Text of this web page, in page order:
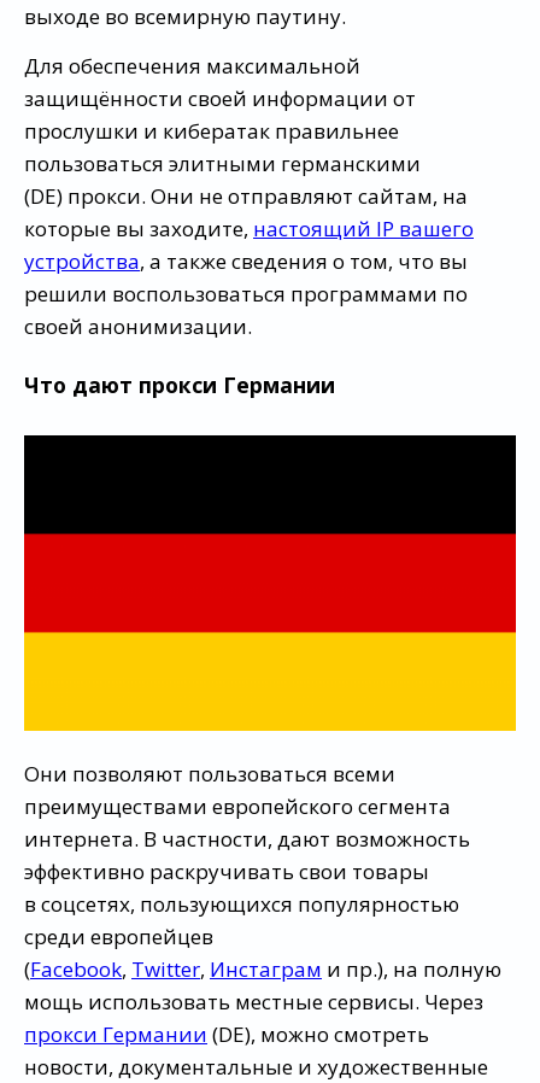
выходе во всемирную паутину.
Для обеспечения максимальной
защищённости своей информации от
прослушки и кибератак правильнее
пользоваться элитными германскими
(DE) прокси. Они не отправляют сайтам, на
которые вы заходите, настоящий IP вашего
устройства, а также сведения о том, что вы
решили воспользоваться программами по
своей анонимизации.
Что дают прокси Германии
Они позволяют пользоваться всеми
преимуществами европейского сегмента
интернета. В частности, дают возможность
эффективно раскручивать свои товары
в соцсетях, пользующихся популярностью
среди европейцев
(Facebook, Twitter, Инстаграм и пр.), на полную
мощь использовать местные сервисы. Через
прокси Германии (DE), можно смотреть
новости, документальные и художественные